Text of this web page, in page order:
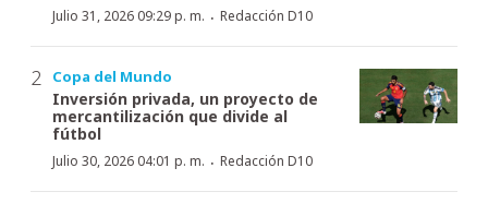
Julio 31, 2026 09:29 p. m. · Redacción D10
Copa del Mundo
Inversión privada, un proyecto de
mercantilización que divide al
fútbol
Julio 30, 2026 04:01 p. m. · Redacción D10